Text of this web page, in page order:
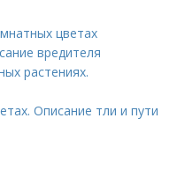
цветах
вредителя
растениях.
Описание тли и пути